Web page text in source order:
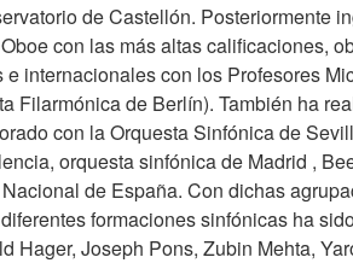
de Castellón. Posteriormente
con las más altas calificaciones,
internacionales con los Profesores
de Berlín). También ha
con la Orquesta Sinfónica de
orquesta sinfónica de Madrid ,
de España. Con dichas
formaciones sinfónicas ha
Hager, Joseph Pons, Zubin Mehta,